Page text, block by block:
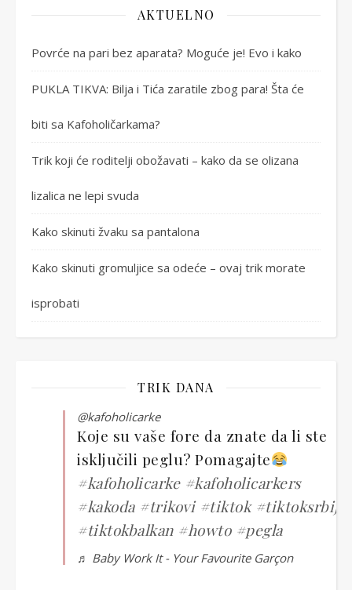
AKTUELNO
Povrće na pari bez aparata? Moguće je! Evo i kako
PUKLA TIKVA: Bilja i Tića zaratile zbog para! Šta će
biti sa Kafoholičarkama?
Trik koji će roditelji obožavati – kako da se olizana
lizalica ne lepi svuda
Kako skinuti žvaku sa pantalona
Kako skinuti gromuljice sa odeće – ovaj trik morate
isprobati
TRIK DANA
@kafoholicarke
Koje su vaše fore da znate da li ste
isključili peglu? Pomagajte
#kafoholicarke #kafoholicarkers
#kakoda #trikovi #tiktok #tiktoksrbija
#tiktokbalkan #howto #pegla
♬ Baby Work It - Your Favourite Garçon